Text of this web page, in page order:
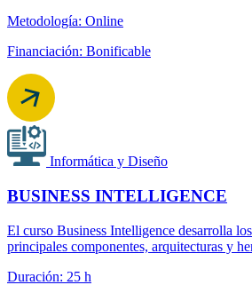
Metodología: Online
Financiación: Bonificable
Informática y Diseño
BUSINESS INTELLIGENCE
El curso Business Intelligence desarrolla
principales componentes, arquitecturas y
Duración: 25 h